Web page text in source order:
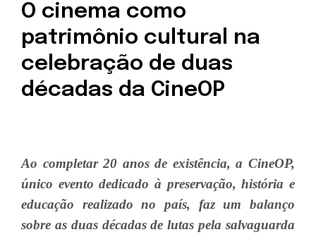
O cinema como
patrimônio cultural na
celebração de duas
décadas da CineOP
Ao completar 20 anos de existência, a CineOP,
único evento dedicado à preservação, história e
educação realizado no país, faz um balanço
sobre as duas décadas de lutas pela salvaguarda